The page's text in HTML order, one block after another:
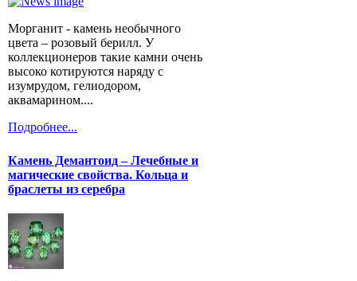
Морганит - камень необычного
цвета – розовый берилл. У
коллекционеров такие камни очень
высоко котируются наряду с
изумрудом, гелиодором,
аквамарином....
Подробнее...
Камень Демантоид – Лечебные и
магические свойства. Кольца и
браслеты из серебра